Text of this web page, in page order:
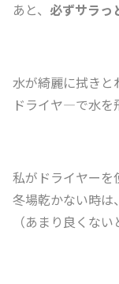
あと、 必ずサラっ
水が綺麗に拭きと
ドライヤ―で水
私がドライヤーを
冬場乾かない時は
（あまり良くな